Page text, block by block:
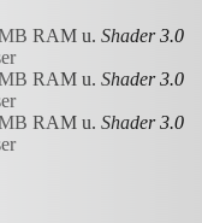
RAM u. Shader 3.0
RAM u. Shader 3.0
RAM u. Shader 3.0